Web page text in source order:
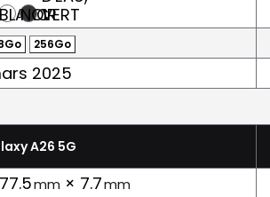
BLANC
NOIRVERT
256Go
2025
A26 5G
mm × 7.7mm